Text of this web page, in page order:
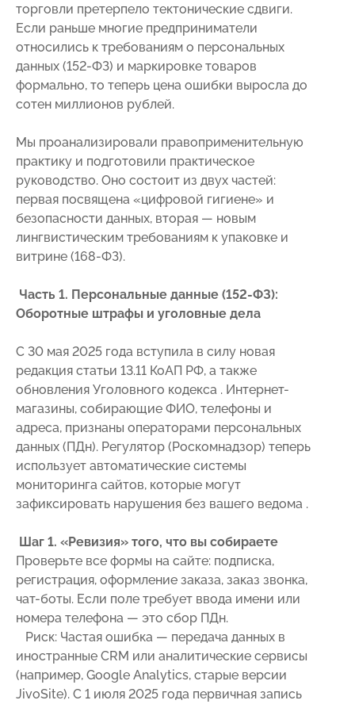
торговли претерпело тектонические сдвиги.
Если раньше многие предприниматели
относились к требованиям о персональных
данных (152-ФЗ) и маркировке товаров
формально, то теперь цена ошибки выросла до
сотен миллионов рублей.
Мы проанализировали правоприменительную
практику и подготовили практическое
руководство. Оно состоит из двух частей:
первая посвящена «цифровой гигиене» и
безопасности данных, вторая — новым
лингвистическим требованиям к упаковке и
витрине (168-ФЗ).
Часть 1. Персональные данные (152-ФЗ):
Оборотные штрафы и уголовные дела
С 30 мая 2025 года вступила в силу новая
редакция статьи 13.11 КоАП РФ, а также
обновления Уголовного кодекса . Интернет-
магазины, собирающие ФИО, телефоны и
адреса, признаны операторами персональных
данных (ПДн). Регулятор (Роскомнадзор) теперь
использует автоматические системы
мониторинга сайтов, которые могут
зафиксировать нарушения без вашего ведома .
Шаг 1. «Ревизия» того, что вы собираете
Проверьте все формы на сайте: подписка,
регистрация, оформление заказа, заказ звонка,
чат-боты. Если поле требует ввода имени или
номера телефона — это сбор ПДн.
Риск: Частая ошибка — передача данных в
иностранные CRM или аналитические сервисы
(например, Google Analytics, старые версии
JivoSite). С 1 июля 2025 года первичная запись